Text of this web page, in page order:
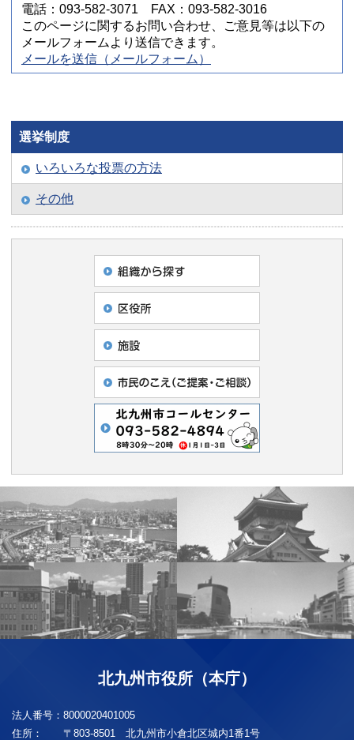
電話：093-582-3071 FAX：093-582-3016
このページに関するお問い合わせ、ご意見等は以下の
メールフォームより送信できます。
メールを送信（メールフォーム）
選挙制度
いろいろな投票の方法
その他
北九州市役所（本庁）
法人番号： 8000020401005
住所：
〒803-8501 北九州市小倉北区城内1番1号